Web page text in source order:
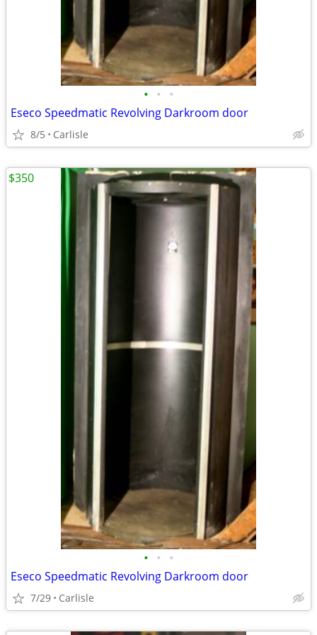
• • •
Eseco Speedmatic Revolving Darkroom door
8/5 Carlisle
• • •
Eseco Speedmatic Revolving Darkroom door
7/29 Carlisle
$350